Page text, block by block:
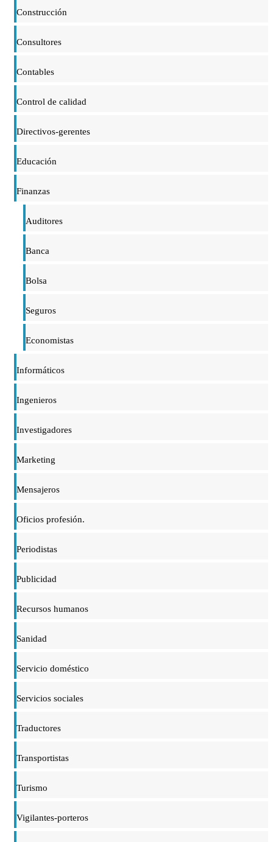
Construcción
Consultores
Contables
Control de calidad
Directivos-gerentes
Educación
Finanzas
Auditores
Banca
Bolsa
Seguros
Economistas
Informáticos
Ingenieros
Investigadores
Marketing
Mensajeros
Oficios profesión.
Periodistas
Publicidad
Recursos humanos
Sanidad
Servicio doméstico
Servicios sociales
Traductores
Transportistas
Turismo
Vigilantes-porteros